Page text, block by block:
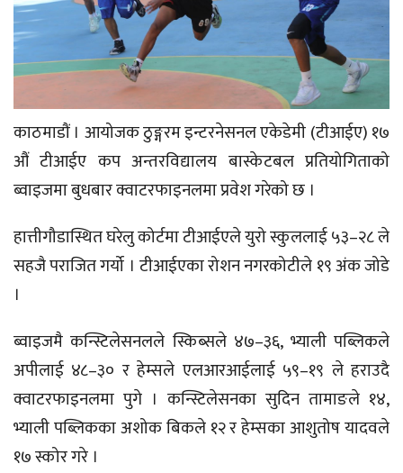
काठमाडौं । आयोजक ठुङ्गरम इन्टरनेसनल एकेडेमी (टीआईए) १७
औं टीआईए कप अन्तरविद्यालय बास्केटबल प्रतियोगिताको
ब्वाइजमा बुधबार क्वाटरफाइनलमा प्रवेश गरेको छ ।
हात्तीगौडास्थित घरेलु कोर्टमा टीआईएले युरो स्कुललाई ५३–२८ ले
सहजै पराजित गर्यो । टीआईएका रोशन नगरकोटीले १९ अंक जोडे
।
ब्वाइजमै कन्स्टिलेसनलले स्किब्सले ४७–३६, भ्याली पब्लिकले
अपीलाई ४८–३० र हेम्सले एलआरआईलाई ५९–१९ ले हराउदै
क्वाटरफाइनलमा पुगे । कन्स्टिलेसनका सुदिन तामाङले १४,
भ्याली पब्लिकका अशोक बिकले १२ र हेम्सका आशुतोष यादवले
१७ स्कोर गरे ।